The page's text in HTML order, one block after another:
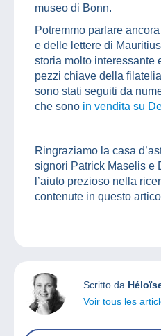
museo di Bonn.
Potremmo parlare
e delle lettere di
storia molto interessante
pezzi chiave della
sono stati seguiti da
che sono in vendita su
Ringraziamo la casa
signori Patrick Maselis e
l’aiuto prezioso nella
contenute in questo
Scritto da
Voir tous les